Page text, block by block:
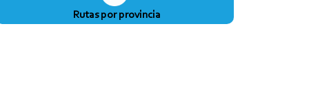
Rutas por provincia